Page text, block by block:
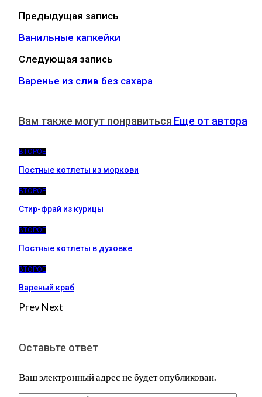
Предыдущая запись
Ванильные капкейки
Следующая запись
Варенье из слив без сахара
Вам также могут понравиться Еще от автора
ВТОРОЕ
Постные котлеты из моркови
ВТОРОЕ
Стир-фрай из курицы
ВТОРОЕ
Постные котлеты в духовке
ВТОРОЕ
Вареный краб
PrevNext
Оставьте ответ
Ваш электронный адрес не будет опубликован.